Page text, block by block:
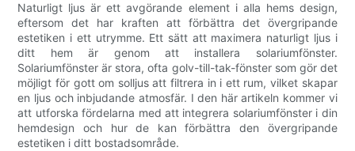
Naturligt ljus är ett avgörande element i alla hems design,
eftersom det har kraften att förbättra det övergripande
estetiken i ett utrymme. Ett sätt att maximera naturligt ljus i
ditt hem är genom att installera solariumfönster.
Solariumfönster är stora, ofta golv-till-tak-fönster som gör det
möjligt för gott om solljus att filtrera in i ett rum, vilket skapar
en ljus och inbjudande atmosfär. I den här artikeln kommer vi
att utforska fördelarna med att integrera solariumfönster i din
hemdesign och hur de kan förbättra den övergripande
estetiken i ditt bostadsområde.